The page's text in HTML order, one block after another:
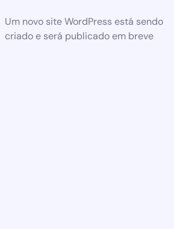
Um novo site WordPress está sendo
criado e será publicado em breve